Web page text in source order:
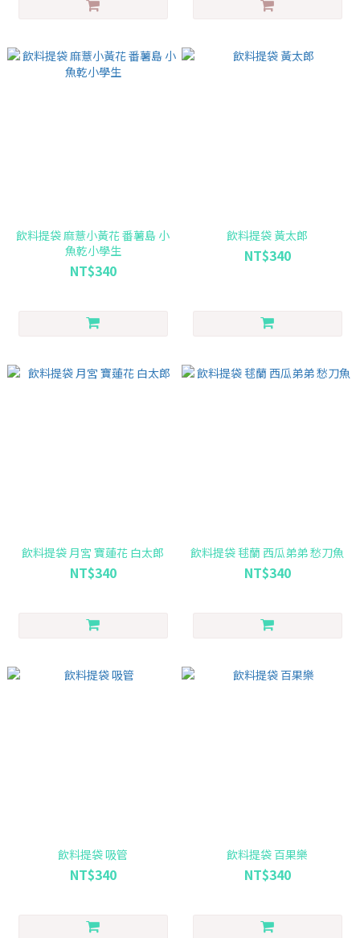
飲料提袋 麻薏小黃花 番薯島 小
魚乾小學生
NT$340
飲料提袋 黃太郎
NT$340
飲料提袋 月宮 寶蓮花 白太郎
NT$340
飲料提袋 毬蘭 西瓜弟弟 愁刀魚
NT$340
飲料提袋 吸管
NT$340
飲料提袋 百果樂
NT$340